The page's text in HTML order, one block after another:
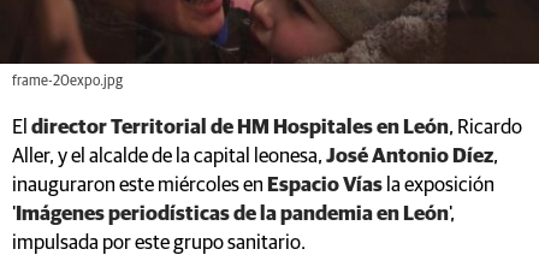
frame-20expo.jpg
El director Territorial de HM Hospitales en León, Ricardo
Aller, y el alcalde de la capital leonesa, José Antonio Díez,
inauguraron este miércoles en Espacio Vías la exposición
' Imágenes periodísticas de la pandemia en León',
impulsada por este grupo sanitario.